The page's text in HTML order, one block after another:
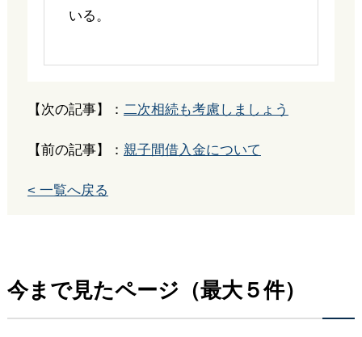
いる。
【次の記事】： 二次相続も考慮しましょう
【前の記事】： 親子間借入金について
< 一覧へ戻る
今まで見たページ（最大５件）